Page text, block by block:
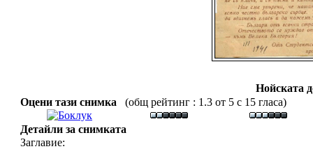
Нойската
Оцени тази снимка
(общ рейтинг : 1.3 от 5 с 15 гласа)
Детайли за снимката
Заглавие: